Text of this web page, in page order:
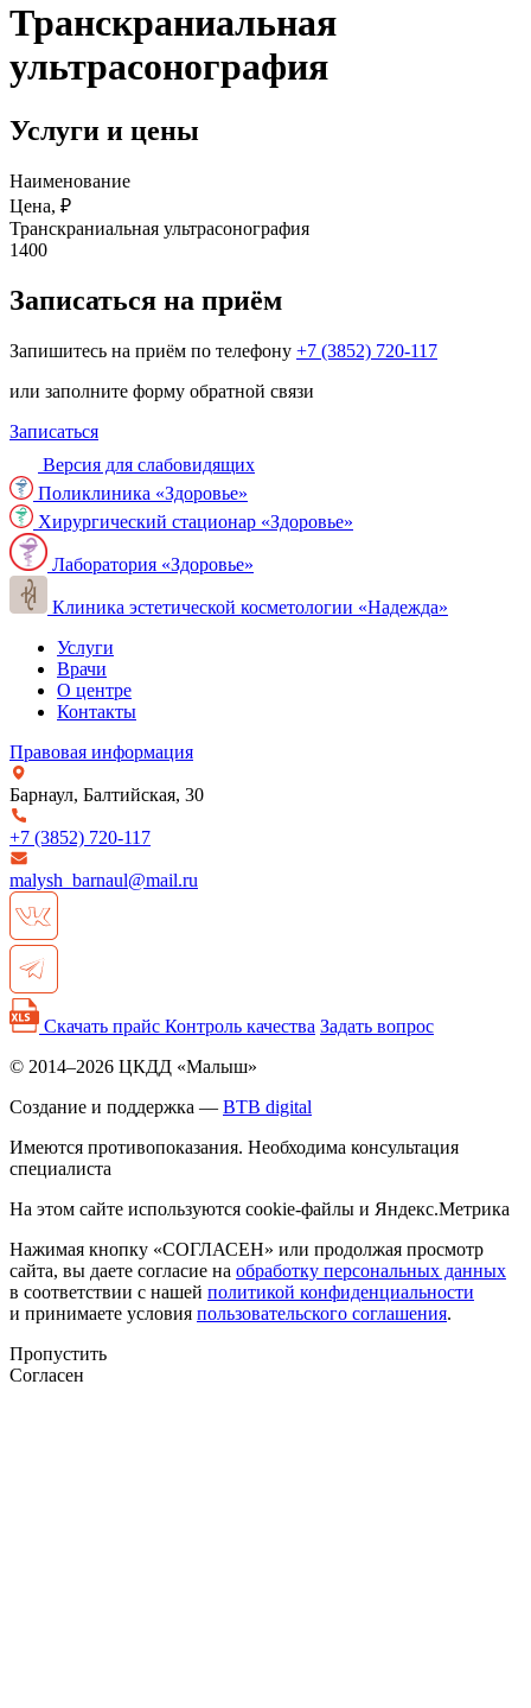
Транскраниальная
ультрасонография
Услуги и цены
Наименование
Цена, ₽
Транскраниальная ультрасонография
1400
Записаться на приём
Запишитесь на приём по телефону +7 (3852) 720-117
или заполните форму обратной связи
Записаться
Версия для слабовидящих
Поликлиника «Здоровье»
Хирургический стационар «Здоровье»
Лаборатория «Здоровье»
Клиника эстетической косметологии «Надежда»
Услуги
Врачи
О центре
Контакты
Правовая информация
Барнаул, Балтийская, 30
+7 (3852) 720-117
malysh_barnaul@mail.ru
Скачать прайс Контроль качества Задать вопрос
© 2014–2026 ЦКДД «Малыш»
Создание и поддержка — BTB digital
Имеются противопоказания. Необходима консультация
специалиста
На этом сайте используются cookie-файлы и Яндекс.Метрика
Нажимая кнопку «СОГЛАСЕН» или продолжая просмотр
сайта, вы даете согласие на обработку персональных данных
в соответствии с нашей политикой конфиденциальности
и принимаете условия пользовательского соглашения.
Пропустить
Согласен